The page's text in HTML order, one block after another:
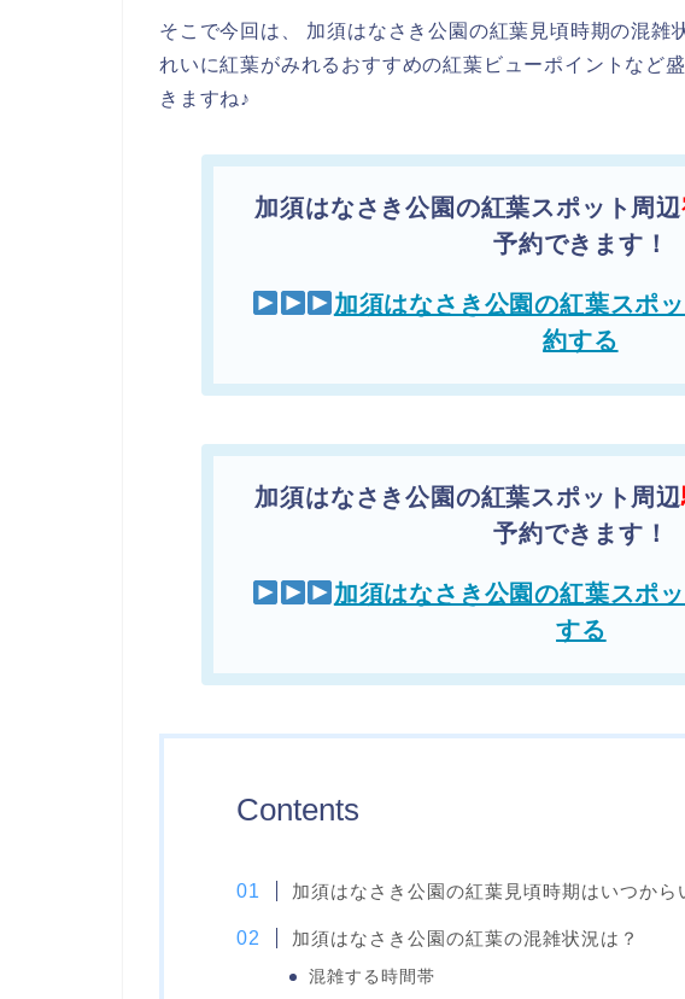
そこで今回は、 加須はなさき公園の紅葉見頃時期の混雑
れいに紅葉がみれるおすすめの紅葉ビューポイントなど
きますね♪
加須はなさき公園の紅葉スポット周辺
予約できます！
加須はなさき公園の紅葉スポ
約する
加須はなさき公園の紅葉スポット周辺
予約できます！
加須はなさき公園の紅葉スポ
する
Contents
加須はなさき公園の紅葉見頃時期はいつから
加須はなさき公園の紅葉の混雑状況は？
混雑する時間帯